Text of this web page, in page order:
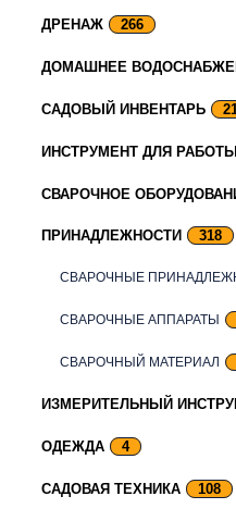
ДРЕНАЖ 266
ДОМАШНЕЕ
САДОВЫЙ ИНВЕНТАРЬ
ИНСТРУМЕНТ ДЛЯ
СВАРОЧНОЕ
ПРИНАДЛЕЖНОСТИ 318
СВАРОЧНЫЕ
СВАРОЧНЫЕ АППАРАТЫ
СВАРОЧНЫЙ МАТЕРИАЛ
ИЗМЕРИТЕЛЬНЫЙ
ОДЕЖДА 4
САДОВАЯ ТЕХНИКА 108